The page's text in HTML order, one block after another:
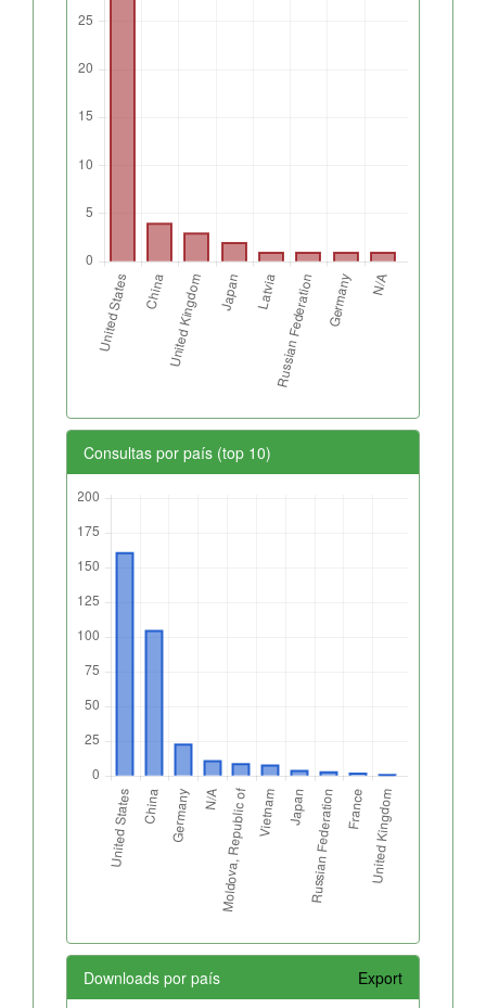
Consultas por país (top 10)
Downloads por país Export